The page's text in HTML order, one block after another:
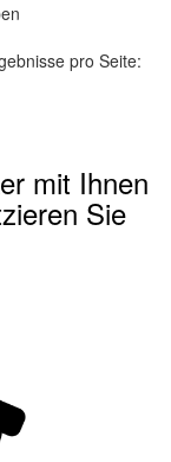
pro Seite:
mit Ihnen
Sie